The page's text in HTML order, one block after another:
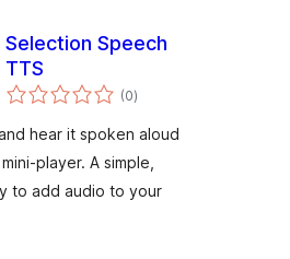
Selection Speech
TTS
(0vērtējumu
kopsumma
)
hear it spoken aloud
player. A simple,
to add audio to your